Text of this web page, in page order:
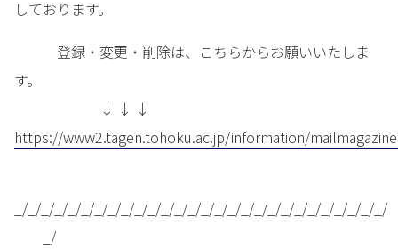
しております。
登録・変更・削除は、こちらからお願いいたしま
す。
↓ ↓ ↓
https://www2.tagen.tohoku.ac.jp/information/
_/_/_/_/_/_/_/_/_/_/_/_/_/_/_/_/_/_/_/_/_/_/_/_/_/_/_/_/
_/